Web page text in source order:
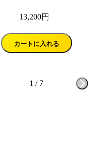
13,200円
カートに入れる
1 / 7